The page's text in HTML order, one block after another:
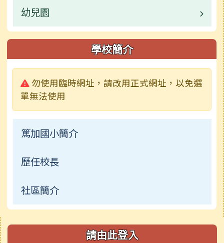
活動相簿
榮譽榜
行事曆
校園影音
公開資訊
檔案下載
常用網頁
常用連結
活動相簿
校園影音
公開資訊
校園公告
常用連結
業務職掌
校園公告
常用連結
檔案下載
幼兒園
校園公告
業務職掌
活動相簿
檔案下載
學校簡介
警告:
勿使用臨時網址，請改用正式網址，以免選
單無法使用
篤加國小簡介
歷任校長
社區簡介
右邊區域內容 請由此登入